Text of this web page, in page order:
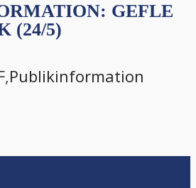
GEFLE
(24/5)
,Publikinformation